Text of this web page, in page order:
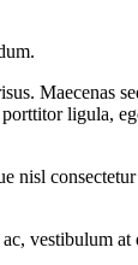
Maecenas
ligula,
nisl
vestibulum at